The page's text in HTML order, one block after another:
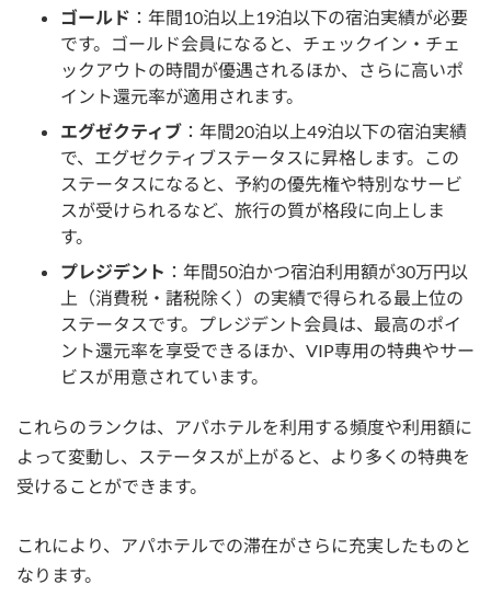
ゴールド ：年間10泊以上19泊以下の宿泊実績が必要
です。ゴールド会員になると、チェックイン・チェ
ックアウトの時間が優遇されるほか、さらに高いポ
イント還元率が適用されます。
エグゼクティブ ：年間20泊以上49泊以下の宿泊実績
で、エグゼクティブステータスに昇格します。この
ステータスになると、予約の優先権や特別なサービ
スが受けられるなど、旅行の質が格段に向上しま
す。
プレジデント ：年間50泊かつ宿泊利用額が30万円以
上（消費税・諸税除く）の実績で得られる最上位の
ステータスです。プレジデント会員は、最高のポイ
ント還元率を享受できるほか、VIP専用の特典やサー
ビスが用意されています。
これらのランクは、アパホテルを利用する頻度や利用額に
よって変動し、ステータスが上がると、より多くの特典を
受けることができます。
これにより、アパホテルでの滞在がさらに充実したものと
なります。